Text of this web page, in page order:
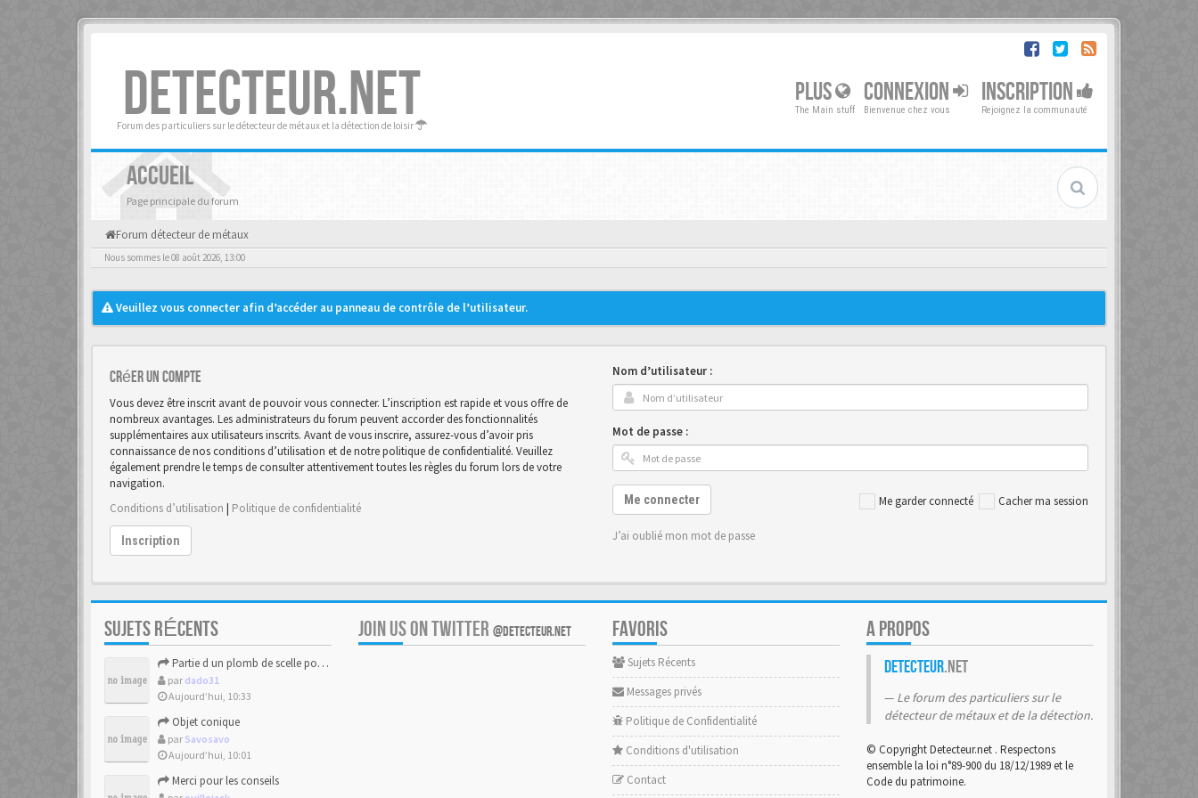
DETECTEUR.NET
Forum des particuliers sur le détecteur de métaux et la détection de loisir
PLUS
The Main stuff
CONNEXION
Bienvenue chez vous
INSCRIPTION
Rejoignez la communauté
ACCUEIL
Page principale du forum
Forum détecteur de métaux
Nous sommes le 08 août 2026, 13:00
Veuillez vous connecter afin d’accéder au panneau de contrôle de l’utilisateur.
Créer un Compte
Vous devez être inscrit avant de pouvoir vous connecter. L’inscription est rapide et vous offre de
nombreux avantages. Les administrateurs du forum peuvent accorder des fonctionnalités
supplémentaires aux utilisateurs inscrits. Avant de vous inscrire, assurez-vous d’avoir pris
connaissance de nos conditions d’utilisation et de notre politique de confidentialité. Veuillez
également prendre le temps de consulter attentivement toutes les règles du forum lors de votre
navigation.
Conditions d’utilisation | Politique de confidentialité
Inscription
Nom d’utilisateur :
Mot de passe :
Me garder connecté Cacher ma session
Me connecter
J’ai oublié mon mot de passe
SUJETS RÉCENTS
Partie d un plomb de scelle pour de la chaux hydraulique
par dado31
Aujourd’hui, 10:33
Objet conique
par Savosavo
Aujourd’hui, 10:01
Merci pour les conseils
JOIN US ON TWITTER @DETECTEUR.NET FAVORIS
Sujets Récents
Messages privés
Politique de Confidentialité
Conditions d'utilisation
Contact
A PROPOS
Detecteur.net
Le forum des particuliers sur le
détecteur de métaux et de la détection.
© Copyright Detecteur.net . Respectons
ensemble la loi n°89-900 du 18/12/1989 et le
Code du patrimoine.